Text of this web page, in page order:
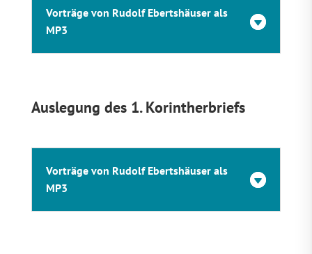
Vorträge von Rudolf Ebertshäuser als
MP3
Auslegung des 1. Korintherbriefs
Vorträge von Rudolf Ebertshäuser als
MP3